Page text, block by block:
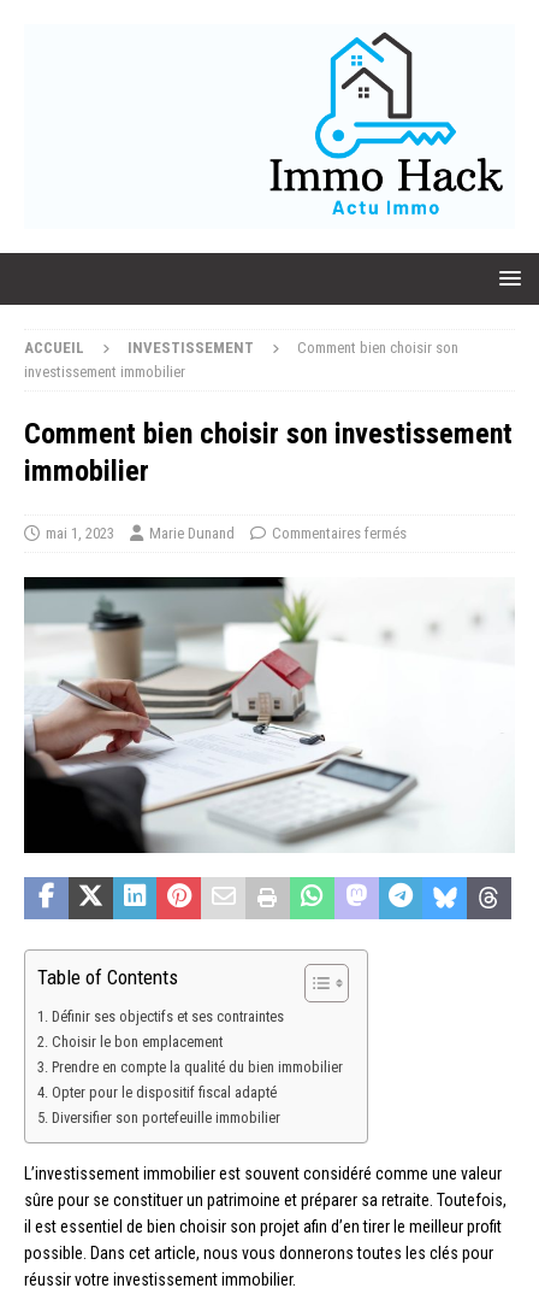
ACCUEIL INVESTISSEMENT
Comment bien choisir son
investissement immobilier
Comment bien choisir son investissement
immobilier
mai 1, 2023 Marie Dunand Commentaires fermés
Table of Contents
Définir ses objectifs et ses contraintes
Choisir le bon emplacement
Prendre en compte la qualité du bien immobilier
Opter pour le dispositif fiscal adapté
Diversifier son portefeuille immobilier
L’investissement immobilier est souvent considéré comme une valeur
sûre pour se constituer un patrimoine et préparer sa retraite. Toutefois,
il est essentiel de bien choisir son projet afin d’en tirer le meilleur profit
possible. Dans cet article, nous vous donnerons toutes les clés pour
réussir votre investissement immobilier.